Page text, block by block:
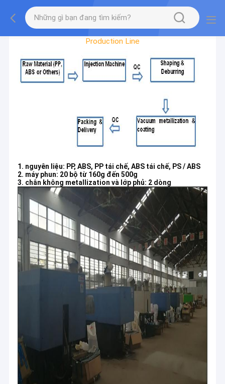
Factory Tour
Production Line
1. nguyên liệu: PP, ABS, PP tái chế, ABS tái chế, PS / ABS
2. máy phun: 20 bộ từ 160g đến 500g
3. chân không metallization và lớp phủ: 2 dòng